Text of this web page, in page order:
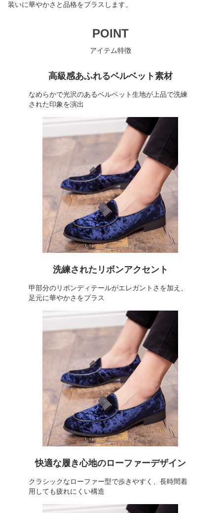
装いに華やかさと品格をプラスします。
POINT
アイテム特徴
高級感あふれるベルベット素材
なめらかで光沢のあるベルベット生地が上品で洗練
された印象を演出
洗練されたリボンアクセント
甲部分のリボンディテールがエレガントさを加え、
足元に華やかさをプラス
快適な履き心地のローファーデザイン
クラシックなローファー型で歩きやすく、長時間着
用しても疲れにくい構造